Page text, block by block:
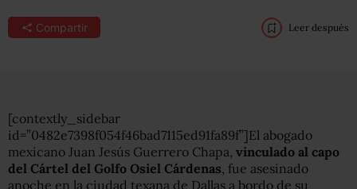
Compartir Leer después
[contextly_sidebar
id=”0482e7398f054f46bad7115ed91fa89f”]El abogado
mexicano Juan Jesús Guerrero Chapa, vinculado al capo
del Cártel del Golfo Osiel Cárdenas, fue asesinado
anoche en la ciudad texana de Dallas a bordo de su